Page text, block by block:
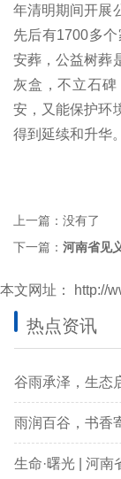
年清明期间开展
先后有1700多
安葬，公益树葬
灰盒，不立石
安，又能保护环
得到延续和升华。
上一篇：没有了
下一篇： 河南省见
本文网址： http://
热点资讯
谷雨承泽，生态
雨润百谷，书香
生命·曙光 | 河南